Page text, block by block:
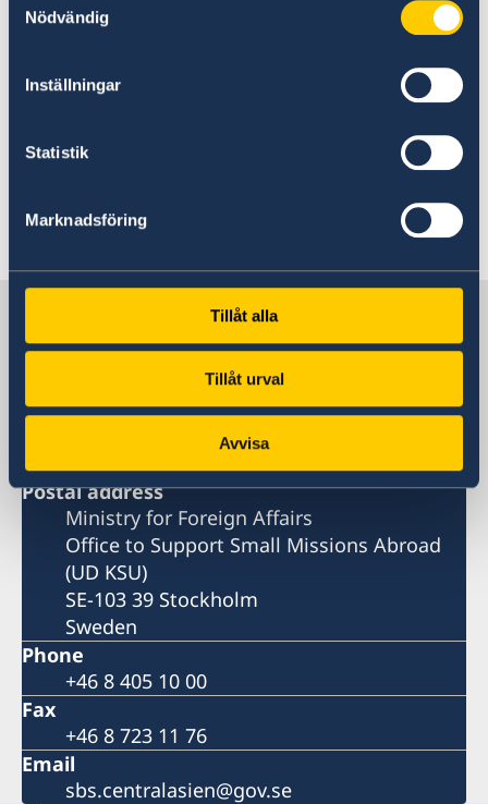
Nödvändig
Inställningar
Statistik
Marknadsföring
Tillåt alla
Tillåt urval
Avvisa
Fax
Sweden in Turkeminstan
Postal address
Ministry for Foreign Affairs
Office to Support Small Missions Abroad
(UD KSU)
SE-103 39 Stockholm
Sweden
Phone
+46 8 405 10 00
Fax
+46 8 723 11 76
Email
sbs.centralasien@gov.se